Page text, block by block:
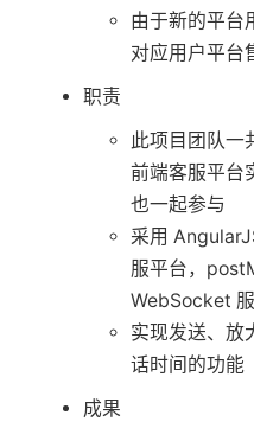
由于新的平台
对应用户平台
职责
此项目团队一
前端客服平台
也一起参与
采用
服平台，
WebSocket
实现发送、放
话时间的功能
成果